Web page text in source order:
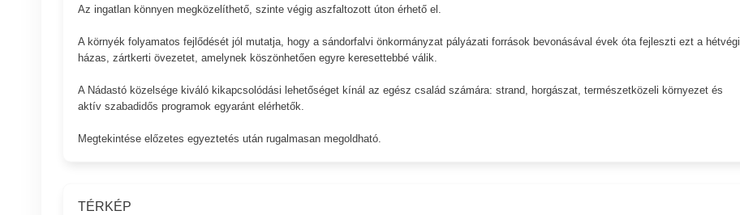
Az ingatlan könnyen megközelíthető, szinte végig aszfaltozott úton érhető el.
A környék folyamatos fejlődését jól mutatja, hogy a sándorfalvi önkormányzat pályázati források bevonásával évek óta fejleszti ezt a hétvégi
házas, zártkerti övezetet, amelynek köszönhetően egyre keresettebbé válik.
A Nádastó közelsége kiváló kikapcsolódási lehetőséget kínál az egész család számára: strand, horgászat, természetközeli környezet és
aktív szabadidős programok egyaránt elérhetők.
Megtekintése előzetes egyeztetés után rugalmasan megoldható.
TÉRKÉP